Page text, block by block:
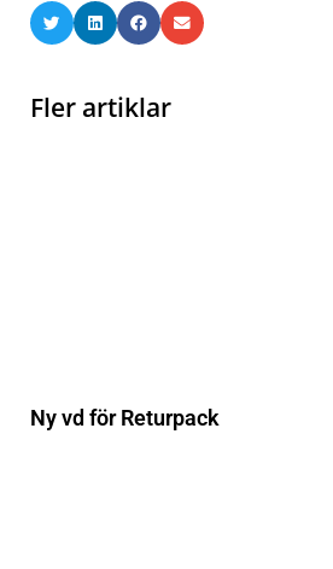
Fler artiklar
Ny vd för Returpack